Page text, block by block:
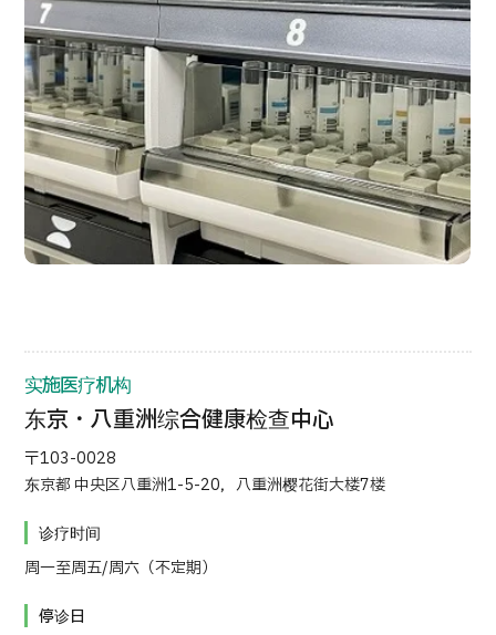
关于日本医疗
就诊流程
医疗项目检索
按部位・疾病搜索
按检查・术式・
治疗方法搜索
搜索美容医疗
内容精选
运营公司
个人信息保护政策
公司指南与政策
JTB治理
实施医疗机构
东京・八重洲综合健康检查中心
〒103-0028
东京都 中央区八重洲1-5-20，八重洲樱花街大楼7楼
诊疗时间
周一至周五/周六（不定期）
停诊日